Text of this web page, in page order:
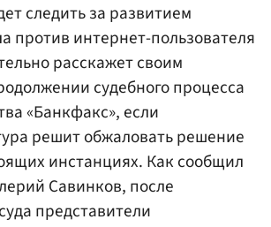
следить за развитием
против интернет-пользователя
расскажет своим
судебного процесса
«Банкфакс», если
решит обжаловать решение
инстанциях. Как сообщил
Савинков, после
представители